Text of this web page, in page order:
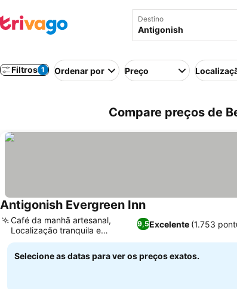
Destino
Filtros 1 Ordenar por Preço
Compare preços de
Antigonish Evergreen InnVer preços
9,5Excelente (1.753
Café da manhã artesanal,
Localização tranquila e
panorâmica
Selecione as datas para ver os preços exatos.